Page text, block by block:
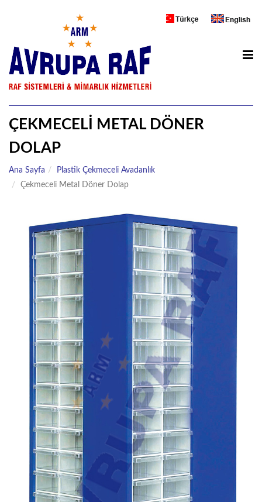
ÇEKMECELI METAL DÖNER
DOLAP
Ana Sayfa
Plastik Çekmeceli Avadanlık
Çekmeceli Metal Döner Dolap
METAL MARKET RAFLARI
AHŞAP MAĞAZA RAFLARI
SOĞUTUCU DOLAP
ZÜCCACIYE RAFLARI
DEPO RAFLARI
ECZANE RAFLARI
TEŞHIR STANDLARI
PLASTIK ÇEKMECELI AVADANLIK
BANKO&VITRIN
CAMLI VITRIN BANKOLARI
MANKEN & PLEXI
REFERANSLAR
ONLINE KATALOG
KURUMSAL